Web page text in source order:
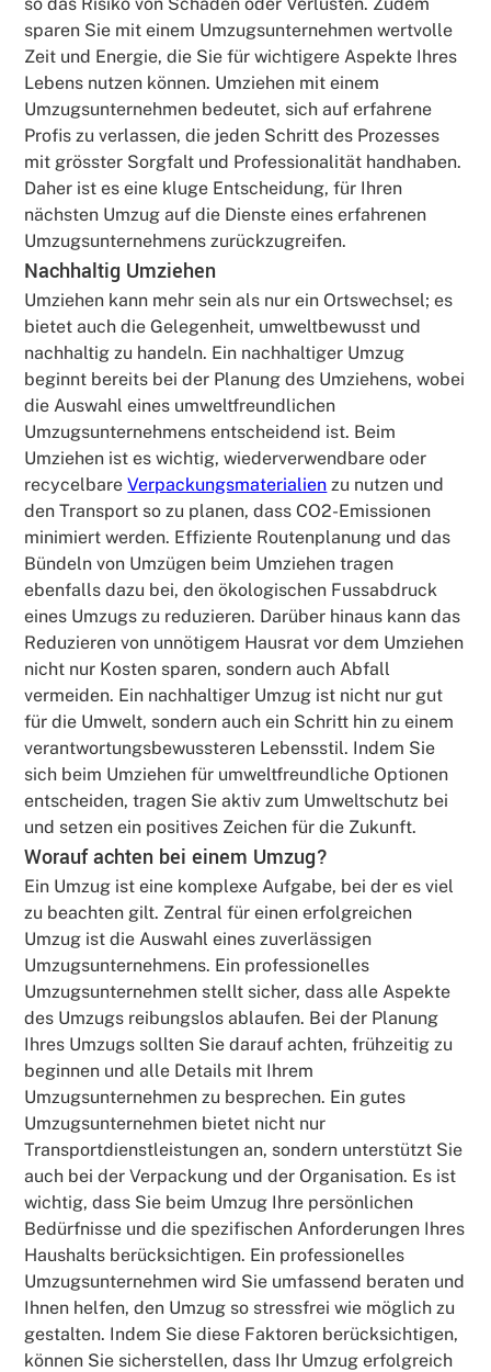
sparen Sie mit einem Umzugsunternehmen wertvolle
Zeit und Energie, die Sie für wichtigere Aspekte Ihres
Lebens nutzen können. Umziehen mit einem
Umzugsunternehmen bedeutet, sich auf erfahrene
Profis zu verlassen, die jeden Schritt des Prozesses
mit grösster Sorgfalt und Professionalität handhaben.
Daher ist es eine kluge Entscheidung, für Ihren
nächsten Umzug auf die Dienste eines erfahrenen
Umzugsunternehmens zurückzugreifen.
Nachhaltig Umziehen
Umziehen kann mehr sein als nur ein Ortswechsel; es
bietet auch die Gelegenheit, umweltbewusst und
nachhaltig zu handeln. Ein nachhaltiger Umzug
beginnt bereits bei der Planung des Umziehens, wobei
die Auswahl eines umweltfreundlichen
Umzugsunternehmens entscheidend ist. Beim
Umziehen ist es wichtig, wiederverwendbare oder
recycelbareVerpackungsmaterialien zu nutzen und
den Transport so zu planen, dass CO2-Emissionen
minimiert werden. Effiziente Routenplanung und das
Bündeln von Umzügen beim Umziehen tragen
ebenfalls dazu bei, den ökologischen Fussabdruck
eines Umzugs zu reduzieren. Darüber hinaus kann das
Reduzieren von unnötigem Hausrat vor dem Umziehen
nicht nur Kosten sparen, sondern auch Abfall
vermeiden. Ein nachhaltiger Umzug ist nicht nur gut
für die Umwelt, sondern auch ein Schritt hin zu einem
verantwortungsbewussteren Lebensstil. Indem Sie
sich beim Umziehen für umweltfreundliche Optionen
entscheiden, tragen Sie aktiv zum Umweltschutz bei
und setzen ein positives Zeichen für die Zukunft.
Worauf achten bei einem Umzug?
Ein Umzug ist eine komplexe Aufgabe, bei der es viel
zu beachten gilt. Zentral für einen erfolgreichen
Umzug ist die Auswahl eines zuverlässigen
Umzugsunternehmens. Ein professionelles
Umzugsunternehmen stellt sicher, dass alle Aspekte
des Umzugs reibungslos ablaufen. Bei der Planung
Ihres Umzugs sollten Sie darauf achten, frühzeitig zu
beginnen und alle Details mit Ihrem
Umzugsunternehmen zu besprechen. Ein gutes
Umzugsunternehmen bietet nicht nur
Transportdienstleistungen an, sondern unterstützt Sie
auch bei der Verpackung und der Organisation. Es ist
wichtig, dass Sie beim Umzug Ihre persönlichen
Bedürfnisse und die spezifischen Anforderungen Ihres
Haushalts berücksichtigen. Ein professionelles
Umzugsunternehmen wird Sie umfassend beraten und
Ihnen helfen, den Umzug so stressfrei wie möglich zu
gestalten. Indem Sie diese Faktoren berücksichtigen,
können Sie sicherstellen, dass Ihr Umzug erfolgreich